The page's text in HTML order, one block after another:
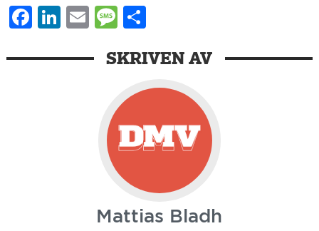
Facebook
LinkedIn
EmailMessage
SKRIVEN AV
Mattias Bladh